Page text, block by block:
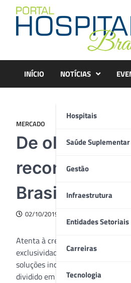
content
INÍCIO NOTÍCIAS
Hospitais
Saúde Suplementar
Gestão
Infraestrutura
Entidades Setoriais
Carreiras
Tecnologia
MERCADO
De olho em
reconhecerá
Brasil
02/10/2019
Atenta à crescente necessidade
exclusividade oPrêmio Euro
soluções inovadoras que se
dividido em etapas e a entrega